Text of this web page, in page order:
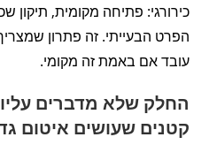
כירורגי: פתיחה מקומית, תיקון
הפרט הבעייתי. זה פתרון
עובד אם באמת זה מקומי.
החלק שלא מדברים
קטנים שעושים איטום